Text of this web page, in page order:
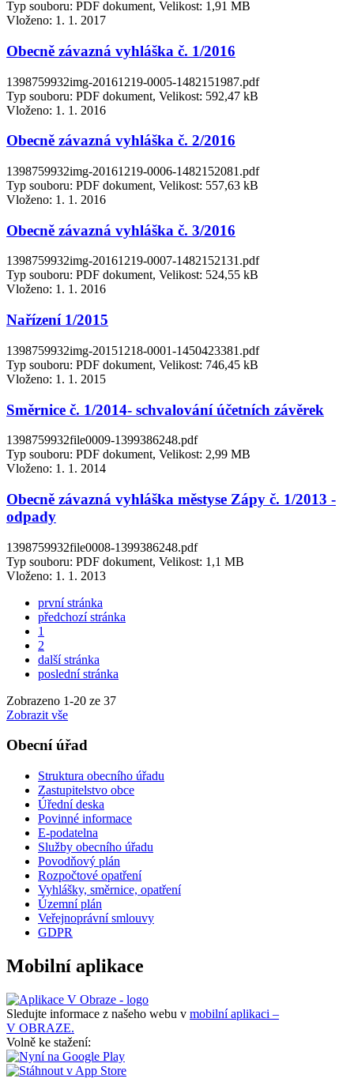
Typ souboru: PDF dokument, Velikost: 1,91 MB
Vloženo: 1. 1. 2017
Obecně závazná vyhláška č. 1/2016
1398759932img-20161219-0005-1482151987.pdf
Typ souboru: PDF dokument, Velikost: 592,47 kB
Vloženo: 1. 1. 2016
Obecně závazná vyhláška č. 2/2016
1398759932img-20161219-0006-1482152081.pdf
Typ souboru: PDF dokument, Velikost: 557,63 kB
Vloženo: 1. 1. 2016
Obecně závazná vyhláška č. 3/2016
1398759932img-20161219-0007-1482152131.pdf
Typ souboru: PDF dokument, Velikost: 524,55 kB
Vloženo: 1. 1. 2016
Nařízení 1/2015
1398759932img-20151218-0001-1450423381.pdf
Typ souboru: PDF dokument, Velikost: 746,45 kB
Vloženo: 1. 1. 2015
Směrnice č. 1/2014- schvalování účetních závěrek
1398759932file0009-1399386248.pdf
Typ souboru: PDF dokument, Velikost: 2,99 MB
Vloženo: 1. 1. 2014
Obecně závazná vyhláška městyse Zápy č. 1/2013 -
odpady
1398759932file0008-1399386248.pdf
Typ souboru: PDF dokument, Velikost: 1,1 MB
Vloženo: 1. 1. 2013
první stránka
předchozí stránka
1
2
další stránka
poslední stránka
Zobrazeno 1-20 ze 37
Zobrazit vše
Obecní úřad
Struktura obecního úřadu
Zastupitelstvo obce
Úřední deska
Povinné informace
E-podatelna
Služby obecního úřadu
Povodňový plán
Rozpočtové opatření
Vyhlášky, směrnice, opatření
Územní plán
Veřejnoprávní smlouvy
GDPR
Mobilní aplikace
Sledujte informace z našeho webu v mobilní aplikaci –
V OBRAZE.
Volně ke stažení: